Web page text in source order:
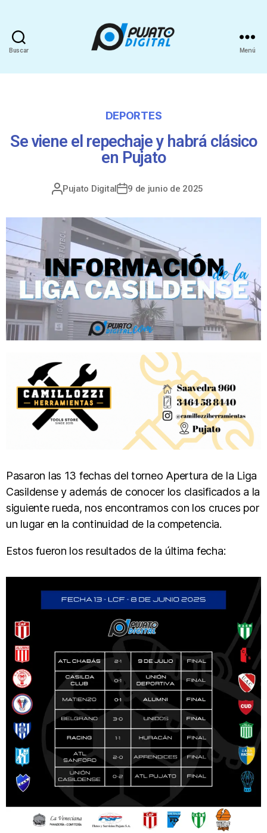
Buscar Menú
DEPORTES
Se viene el repechaje y habrá clásico
en Pujato
Pujato Digital 9 de junio de 2025
Pasaron las 13 fechas del torneo Apertura de la Liga
Casildense y además de conocer los clasificados a la
siguiente rueda, nos encontramos con los cruces por
un lugar en la continuidad de la competencia.
Estos fueron los resultados de la última fecha: